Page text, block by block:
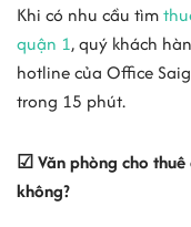
Khi có nhu cầu tìm
quận 1, quý khách
hotline của Office
trong 15 phút.
☑ Văn phòng cho
không?